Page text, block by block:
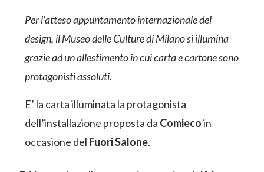
Per l’atteso appuntamento internazionale del
design, il Museo delle Culture di Milano si illumina
grazie ad un allestimento in cui carta e cartone sono
protagonisti assoluti.
E’ la carta illuminata la protagonista
dell’installazione proposta da Comiecoin
occasione del Fuori Salone.